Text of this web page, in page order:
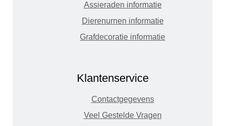
Assieraden informatie
Dierenurnen informatie
Grafdecoratie informatie
Klantenservice
Contactgegevens
Veel Gestelde Vragen